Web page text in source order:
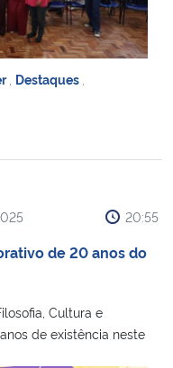
Destaques
20:55
de 20 anos do
Cultura e
de existência neste